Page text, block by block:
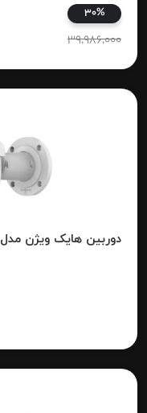
30%
39,986,000
دوربین هایک ویژن مدل DS-2CD3661G2-LIZSU